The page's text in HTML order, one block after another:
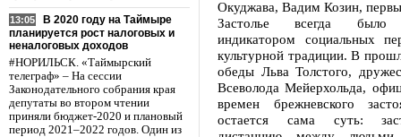
13:05
В 2020 году на Таймыре
планируется рост налоговых и
неналоговых доходов
#НОРИЛЬСК. «Таймырский
телеграф» – На сессии
Законодательного собрания края
депутаты во втором чтении
приняли бюджет-2020 и плановый
период 2021–2022 годов. Один из
Окуджава, Вадим Козин,
Застолье всегда было
индикатором социальных
культурной традиции. В
обеды Льва Толстого,
Всеволода Мейерхольда,
времен брежневского
остается сама суть: